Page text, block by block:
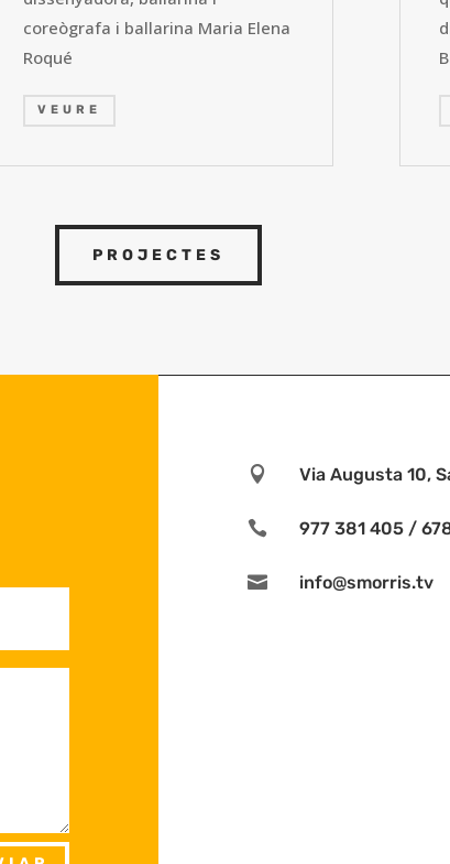
coreògrafa i ballarina Maria Elena
Roqué
VEURE
PROJECTES
 Via Augusta 10,
 977 381 405 /
 info@smorris.tv